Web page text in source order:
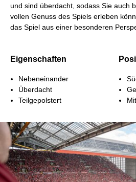
und sind überdacht, sodass Sie auch
vollen Genuss des Spiels erleben
das Spiel aus einer besonderen
Eigenschaften
Nebeneinander
Überdacht
Teilgepolstert